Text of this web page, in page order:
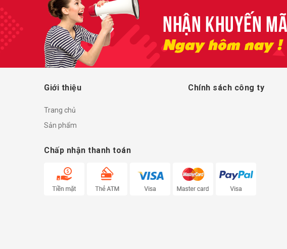
Giới thiệu
Trang chủ
Sản phẩm
Chính sách công ty
Chấp nhận thanh toán